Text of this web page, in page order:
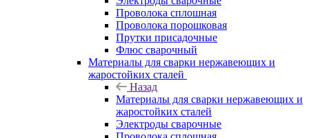
Проволока сплошная
Проволока порошковая
Прутки присадочные
Флюс сварочный
Материалы для сварки нержавеющих и
жаростойких сталей
Назад
Материалы для сварки нержавеющих и
жаростойких сталей
Электроды сварочные